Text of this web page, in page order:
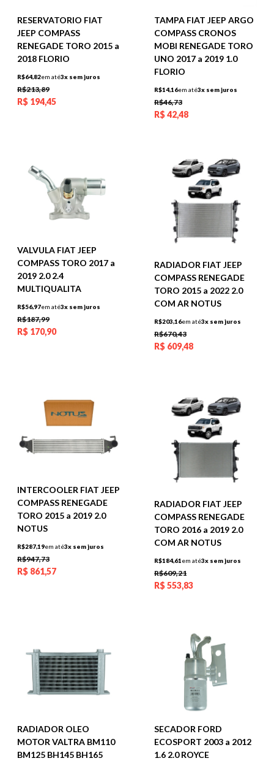
RESERVATORIO FIAT
JEEP COMPASS
RENEGADE TORO 2015 a
2018 FLORIO
R$64,82em até3x sem juros
R$213,89
R$ 194,45
TAMPA FIAT JEEP ARGO
COMPASS CRONOS
MOBI RENEGADE TORO
UNO 2017 a 2019 1.0
FLORIO
R$14,16em até3x sem juros
R$46,73
R$42,48
VALVULA FIAT JEEP
COMPASS TORO 2017 a
2019 2.0 2.4
MULTIQUALITA
R$56,97em até3x sem juros
R$187,99
R$ 170,90
RADIADOR FIAT JEEP
COMPASS RENEGADE
TORO 2015 a 2022 2.0
COM AR NOTUS
R$203,16em até3x sem juros
R$670,43
R$ 609,48
INTERCOOLER FIAT JEEP
COMPASS RENEGADE
TORO 2015 a 2019 2.0
NOTUS
R$287,19em até3x sem juros
R$947,73
R$ 861,57
RADIADOR FIAT JEEP
COMPASS RENEGADE
TORO 2016 a 2019 2.0
COM AR NOTUS
R$184,61 em até3x sem juros
R$609,21
R$553,83
RADIADOR OLEO
MOTOR VALTRA BM110
BM125 BH145 BH165
SECADOR FORD
ECOSPORT 2003 a 2012
1.6 2.0 ROYCE